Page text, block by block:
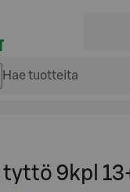
tyttö 9kpl